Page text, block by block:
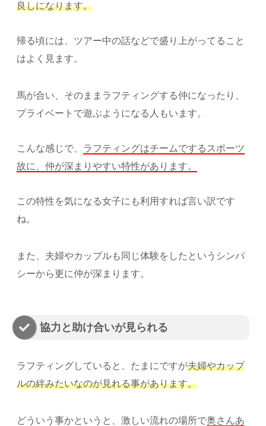
良しになります。
帰る頃には、ツアー中の話などで盛り上がってること
はよく見ます。
馬が合い、そのままラフティングする仲になったり、
プライベートで遊ぶようになる人もいます。
こんな感じで、 ラフティングはチームでするスポーツ
故に、仲が深まりやすい特性があります。
この特性を気になる女子にも利用すれば言い訳です
ね。
また、夫婦やカップルも同じ体験をしたというシンパ
シーから更に仲が深まります。
協力と助け合いが見られる
ラフティングしていると、たまにですが夫婦やカップ
ルの絆みたいなのが見れる事があります。
どういう事かというと、激しい流れの場所で奥さんあ